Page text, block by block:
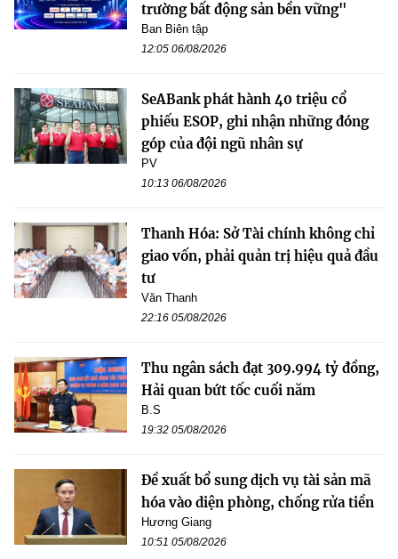
trường bất động sản bền vững"
Ban Biên tập
12:05 06/08/2026
SeABank phát hành 40 triệu cổ
phiếu ESOP, ghi nhận những đóng
góp của đội ngũ nhân sự
PV
10:13 06/08/2026
Thanh Hóa: Sở Tài chính không chỉ
giao vốn, phải quản trị hiệu quả đầu
tư
Văn Thanh
22:16 05/08/2026
Thu ngân sách đạt 309.994 tỷ đồng,
Hải quan bứt tốc cuối năm
B.S
19:32 05/08/2026
Đề xuất bổ sung dịch vụ tài sản mã
hóa vào diện phòng, chống rửa tiền
Hương Giang
10:51 05/08/2026